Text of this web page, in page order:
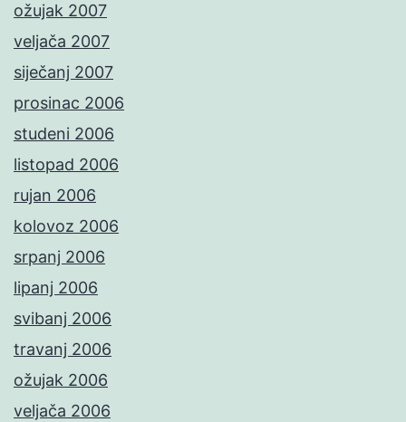
ožujak 2007
veljača 2007
siječanj 2007
prosinac 2006
studeni 2006
listopad 2006
rujan 2006
kolovoz 2006
srpanj 2006
lipanj 2006
svibanj 2006
travanj 2006
ožujak 2006
veljača 2006